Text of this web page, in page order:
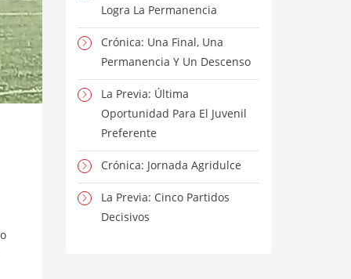
Logra La Permanencia
Crónica: Una Final, Una
Permanencia Y Un Descenso
La Previa: Última
Oportunidad Para El Juvenil
Preferente
Crónica: Jornada Agridulce
La Previa: Cinco Partidos
Decisivos